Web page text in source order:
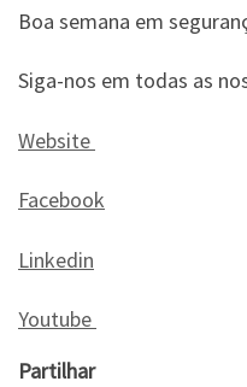
Boa semana em
Siga-nos em todas as
Website
Facebook
Linkedin
Youtube
Partilhar